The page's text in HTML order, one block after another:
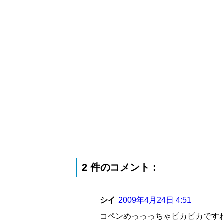
2 件のコメント :
シイ 2009年4月24日 4:51
コペンめっっっちゃピカピカで